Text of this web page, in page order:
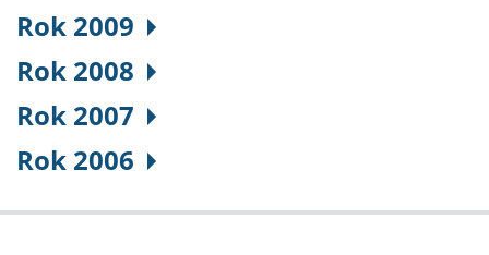
Rok 2009
Rok 2008
Rok 2007
Rok 2006